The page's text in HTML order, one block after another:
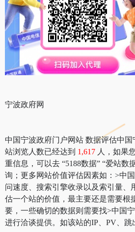
宁波政府网
中国宁波政府门户网站 数据评估中
站浏览人数已经达到 1,617 人，如果
重信息，可以去 “5188数据” “爱站数
询；更多网站价值评估因素如：>中
问速度、搜索引擎收录以及索引量、
估一个站的价值，最主要还是需要根
要，一些确切的数据则需要找>中国
进行洽谈提供。如该站的IP、PV、跳